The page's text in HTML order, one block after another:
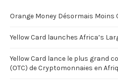
Orange Money Désormais Moins
Yellow Card launches Africa’s
Yellow Card lance le plus grand
(OTC) de Cryptomonnaies en